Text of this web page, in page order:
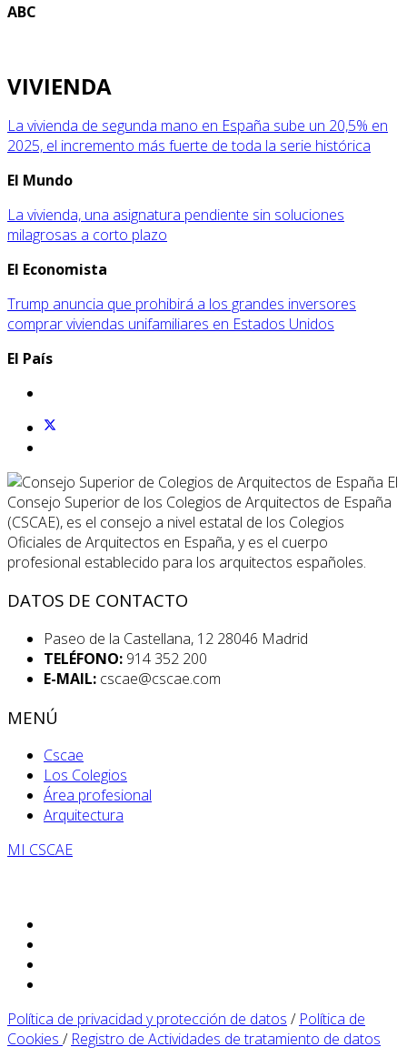
ABC
VIVIENDA
La vivienda de segunda mano en España sube un 20,5% en
2025, el incremento más fuerte de toda la serie histórica
El Mundo
La vivienda, una asignatura pendiente sin soluciones
milagrosas a corto plazo
El Economista
Trump anuncia que prohibirá a los grandes inversores
comprar viviendas unifamiliares en Estados Unidos
El País
El
Consejo Superior de los Colegios de Arquitectos de España
(CSCAE), es el consejo a nivel estatal de los Colegios
Oficiales de Arquitectos en España, y es el cuerpo
profesional establecido para los arquitectos españoles.
DATOS DE CONTACTO
Paseo de la Castellana, 12 28046 Madrid
TELÉFONO: 914 352 200
E-MAIL: cscae@cscae.com
MENÚ
Cscae
Los Colegios
Área profesional
Arquitectura
MI CSCAE
Política de privacidad y protección de datos / Política de
Cookies / Registro de Actividades de tratamiento de datos